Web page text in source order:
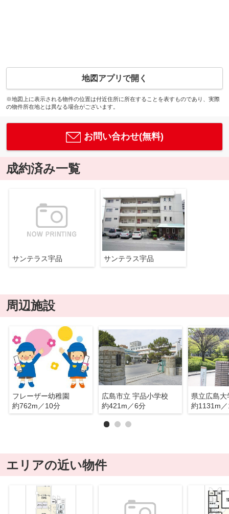
地図アプリで開く
※地図上に表示される物件の位置は付近住所に所在することを表すものであり、実際
の物件所在地とは異なる場合がございます。
お問い合わせ(無料)
成約済み一覧
サンテラス宇品 サンテラス宇品
周辺施設
フレーザー幼稚園
約762m／10分
広島市立 宇品小学校
約421m／6分
約1131m
エリアの近い物件